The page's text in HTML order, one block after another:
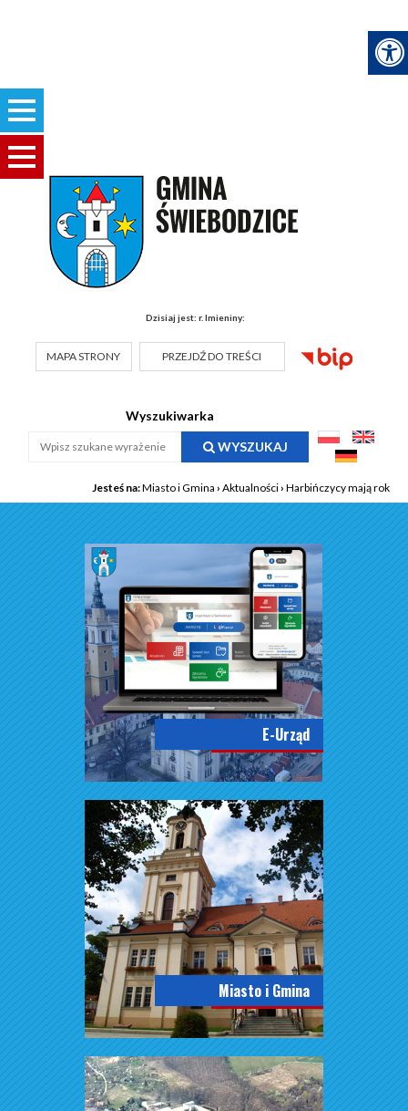
Dzisiaj jest: r. Imieniny:
MAPA STRONY PRZEJDŹ DO TREŚCI
Wyszukiwarka
WYSZUKAJ
Jesteś na:Miasto i Gmina › Aktualności› Harbińczycy mają rok
E-Urząd
Miasto i Gmina